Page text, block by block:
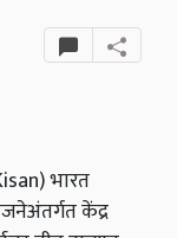
भारत
केंद्र